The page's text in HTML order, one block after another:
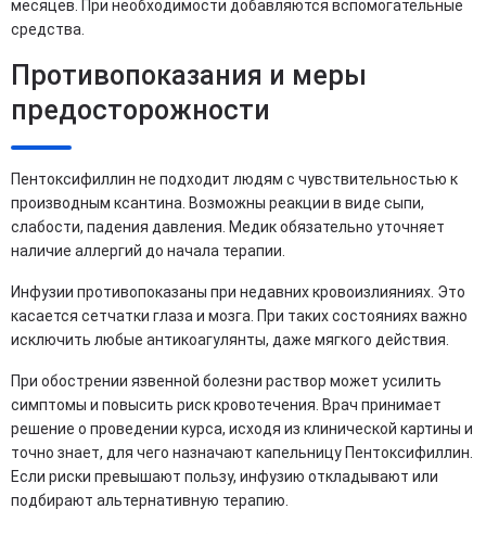
месяцев. При необходимости добавляются вспомогательные
средства.
Противопоказания и меры
предосторожности
Пентоксифиллин не подходит людям с чувствительностью к
производным ксантина. Возможны реакции в виде сыпи,
слабости, падения давления. Медик обязательно уточняет
наличие аллергий до начала терапии.
Инфузии противопоказаны при недавних кровоизлияниях. Это
касается сетчатки глаза и мозга. При таких состояниях важно
исключить любые антикоагулянты, даже мягкого действия.
При обострении язвенной болезни раствор может усилить
симптомы и повысить риск кровотечения. Врач принимает
решение о проведении курса, исходя из клинической картины и
точно знает, для чего назначают капельницу Пентоксифиллин.
Если риски превышают пользу, инфузию откладывают или
подбирают альтернативную терапию.